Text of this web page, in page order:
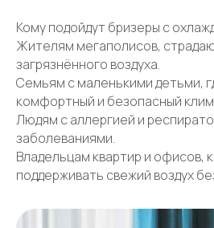
Кому подойдут бризеры с
Жителям мегаполисов,
загрязнённого воздуха.
Семьям с маленькими детьми,
комфортный и безопасный
Людям с аллергией и
заболеваниями.
Владельцам квартир и офисов,
поддерживать свежий воздух